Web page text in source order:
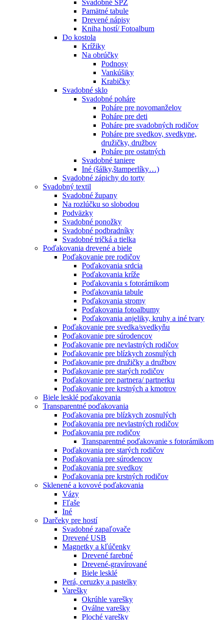
Svadobné ŠPZ
Pamätné tabule
Drevené nápisy
Kniha hostí/ Fotoalbum
Do kostola
Krížiky
Na obrúčky
Podnosy
Vankúšiky
Krabičky
Svadobné sklo
Svadobné poháre
Poháre pre novomanželov
Poháre pre deti
Poháre pre svadobných rodičov
Poháre pre svedkov, svedkyne,
družičky, družbov
Poháre pre ostatných
Svadobné taniere
Iné (šálky,štamperlíky…)
Svadobné zápichy do torty
Svadobný textil
Svadobné župany
Na rozlúčku so slobodou
Podväzky
Svadobné ponožky
Svadobné podbradníky
Svadobné tričká a tielka
Poďakovania drevené a biele
Poďakovanie pre rodičov
Poďakovania srdcia
Poďakovania kríže
Poďakovania s fotorámikom
Poďakovania tabule
Poďakovania stromy
Poďakovania fotoalbumy
Poďakovania anjeliky, kruhy a iné tvary
Poďakovanie pre svedka/svedkyňu
Poďakovanie pre súrodencov
Poďakovanie pre nevlastných rodičov
Poďakovanie pre blízkych zosnulých
Poďakovanie pre družičky a družbov
Poďakovanie pre starých rodičov
Poďakovanie pre partnera/ partnerku
Poďakovanie pre krstných a kmotrov
Biele lesklé poďakovania
Transparentné poďakovania
Poďakovania pre blízkych zosnulých
Poďakovania pre nevlastných rodičov
Poďakovania pre rodičov
Transparentné poďakovanie s fotorámikom
Poďakovania pre starých rodičov
Poďakovania pre súrodencov
Poďakovania pre svedkov
Poďakovania pre krstných rodičov
Sklenené a kovové poďakovania
Vázy
Fľaše
Iné
Darčeky pre hostí
Svadobné zapaľovače
Drevené USB
Magnetky a kľúčenky
Drevené farebné
Drevené-gravírované
Biele lesklé
Perá, ceruzky a pastelky
Varešky
Okrúhle varešky
Oválne varešky
Ploché varešky